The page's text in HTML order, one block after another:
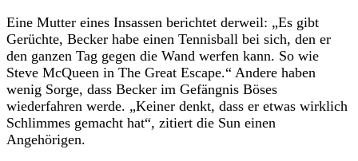
Eine Mutter eines Insassen berichtet derweil: „Es gibt
Gerüchte, Becker habe einen Tennisball bei sich, den er
den ganzen Tag gegen die Wand werfen kann. So wie
Steve McQueen in The Great Escape.“ Andere haben
wenig Sorge, dass Becker im Gefängnis Böses
wiederfahren werde. „Keiner denkt, dass er etwas wirklich
Schlimmes gemacht hat“, zitiert die Sun einen
Angehörigen.